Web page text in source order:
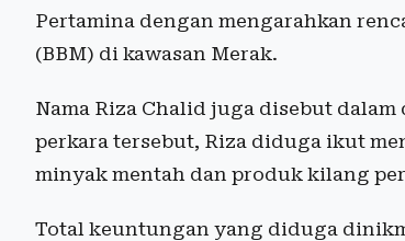
Pertamina dengan mengarahkan
(BBM) di kawasan Merak.
Nama Riza Chalid juga disebut
perkara tersebut, Riza diduga ikut
minyak mentah dan produk kilang
Total keuntungan yang diduga